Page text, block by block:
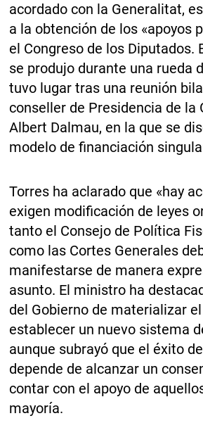
acordado con la Generalitat,
a la obtención de los «apoyos
el Congreso de los Diputados.
se produjo durante una rueda
tuvo lugar tras una reunión
conseller de Presidencia de la
Albert Dalmau, en la que se
modelo de financiación
Torres ha aclarado que «hay
exigen modificación de leyes
tanto el Consejo de Política
como las Cortes Generales
manifestarse de manera
asunto. El ministro ha
del Gobierno de materializar
establecer un nuevo sistema
aunque subrayó que el éxito
depende de alcanzar un
contar con el apoyo de
mayoría.